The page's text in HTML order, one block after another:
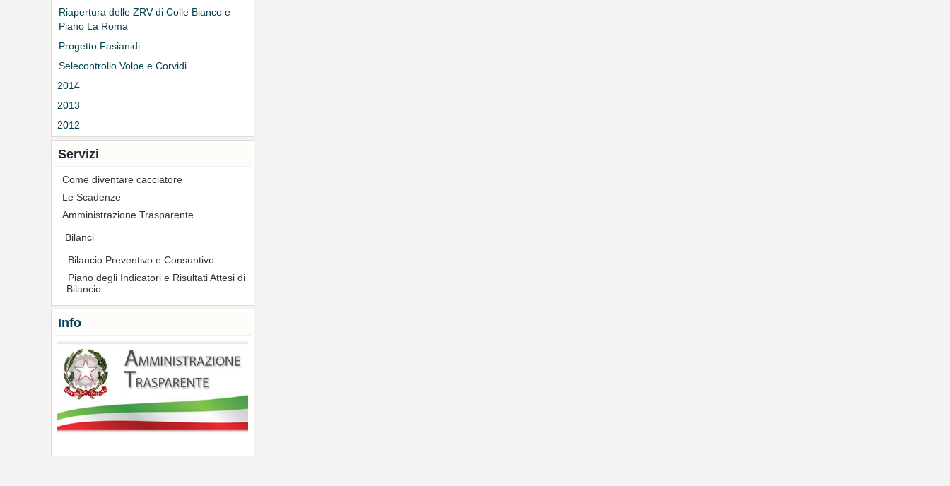
Riapertura delle ZRV di Colle Bianco e
Piano La Roma
Progetto Fasianidi
Selecontrollo Volpe e Corvidi
2014
2013
2012
Servizi
Come diventare cacciatore
Le Scadenze
Amministrazione Trasparente
Bilanci
Bilancio Preventivo e Consuntivo
Piano degli Indicatori e Risultati Attesi di
Bilancio
Info